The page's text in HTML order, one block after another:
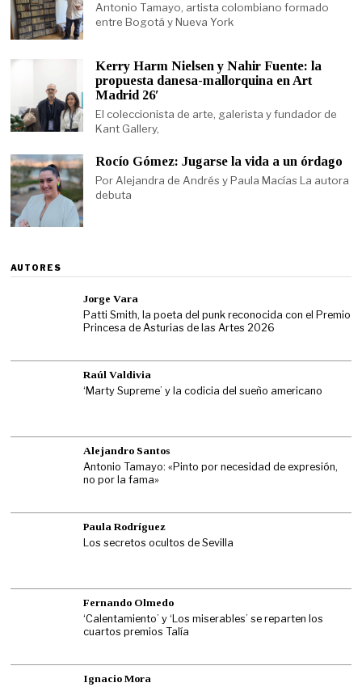
Antonio Tamayo, artista colombiano formado
entre Bogotá y Nueva York
Kerry Harm Nielsen y Nahir Fuente: la
propuesta danesa-mallorquina en Art
Madrid 26′
El coleccionista de arte, galerista y fundador de
Kant Gallery,
Rocío Gómez: Jugarse la vida a un órdago
Por Alejandra de Andrés y Paula Macías La autora
debuta
AUTORES
Jorge Vara
Patti Smith, la poeta del punk reconocida con el Premio
Princesa de Asturias de las Artes 2026
Raúl Valdivia
‘Marty Supreme’ y la codicia del sueño americano
Alejandro Santos
Antonio Tamayo: «Pinto por necesidad de expresión,
no por la fama»
Paula Rodríguez
Los secretos ocultos de Sevilla
Fernando Olmedo
‘Calentamiento’ y ‘Los miserables’ se reparten los
cuartos premios Talía
Ignacio Mora